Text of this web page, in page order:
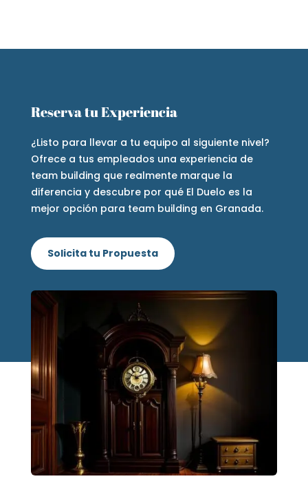
Reserva tu Experiencia
¿Listo para llevar a tu equipo al siguiente nivel?
Ofrece a tus empleados una experiencia de
team building que realmente marque la
diferencia y descubre por qué El Duelo es la
mejor opción para team building en Granada.
Solicita tu Propuesta